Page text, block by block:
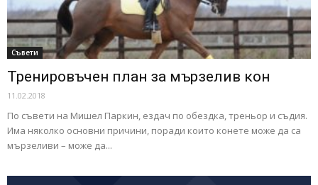
Съвети
Тренировъчен план за мързелив кон
11.02.2018
По съвети на Мишел Паркин, ездач по обездка, треньор и съдия.
Има няколко основни причини, поради които конете може да са
мързеливи – може да...